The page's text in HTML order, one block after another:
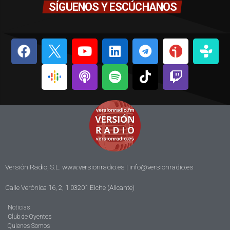
SÍGUENOS Y ESCÚCHANOS
Versión Radio, S.L. www.versionradio.es | info@versionradio.es
Calle Verónica 16, 2, 1 03201 Elche (Alicante)
Noticias
Club de Oyentes
Quienes Somos